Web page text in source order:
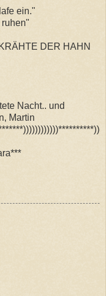
ein."
DER HAHN
Nacht.. und
Martin